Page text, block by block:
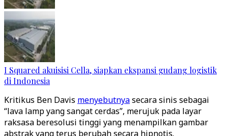
I Squared akuisisi Cella, siapkan ekspansi gudang logistik
di Indonesia
Kritikus Ben Davis menyebutnyasecara sinis sebagai
“lava lamp yang sangat cerdas”, merujuk pada layar
raksasa beresolusi tinggi yang menampilkan gambar
abstrak yang terus berubah secara hipnotis.